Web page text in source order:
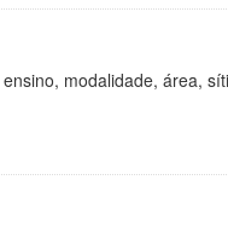
modalidade, área,